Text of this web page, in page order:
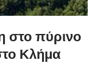
πύρινο
Κλήμα